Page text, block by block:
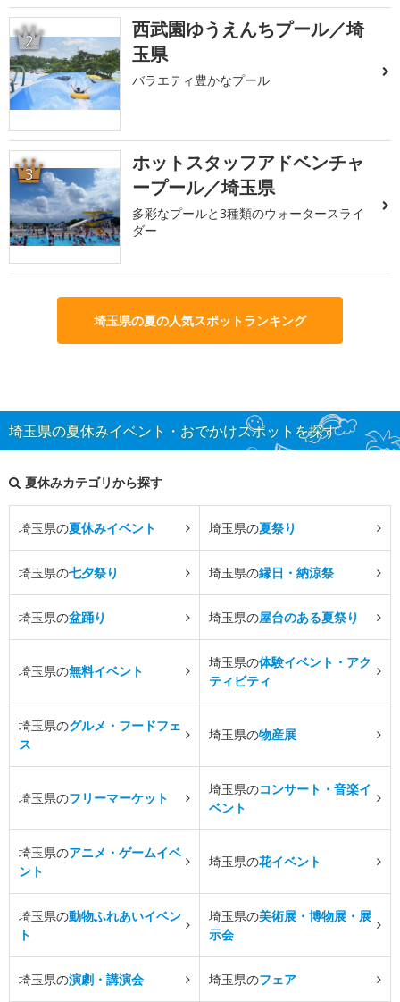
2
西武園ゆうえんちプール／埼
玉県
バラエティ豊かなプール
3
ホットスタッフアドベンチャ
ープール／埼玉県
多彩なプールと3種類のウォータースライ
ダー
埼玉県の夏の人気スポットランキング
埼玉県の夏休みイベント・おでかけスポットを探す
夏休みカテゴリから探す
埼玉県の夏休みイベント 埼玉県の夏祭り
埼玉県の七夕祭り 埼玉県の縁日・納涼祭
埼玉県の盆踊り 埼玉県の屋台のある夏祭り
埼玉県の無料イベント
埼玉県の体験イベント・アク
ティビティ
埼玉県のグルメ・フードフェ
ス
埼玉県の物産展
埼玉県のフリーマーケット
埼玉県のコンサート・音楽イ
ベント
埼玉県のアニメ・ゲームイベ
ント
埼玉県の花イベント
埼玉県の動物ふれあいイベン
ト
埼玉県の美術展・博物展・展
示会
埼玉県の演劇・講演会 埼玉県のフェア